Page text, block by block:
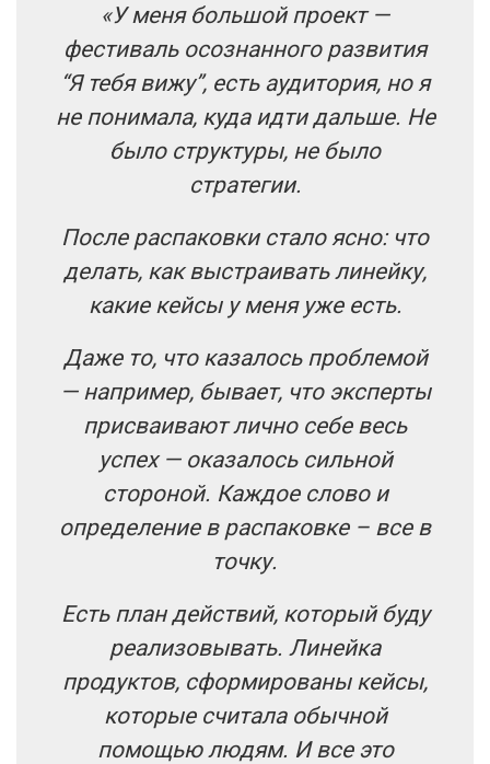
«У меня большой проект —
фестиваль осознанного развития
“Я тебя вижу”, есть аудитория, но я
не понимала, куда идти дальше. Не
было структуры, не было
стратегии.
После распаковки стало ясно: что
делать, как выстраивать линейку,
какие кейсы у меня уже есть.
Даже то, что казалось проблемой
— например, бывает, что эксперты
присваивают лично себе весь
успех — оказалось сильной
стороной. Каждое слово и
определение в распаковке – все в
точку.
Есть план действий, который буду
реализовывать. Линейка
продуктов, сформированы кейсы,
которые считала обычной
помощью людям. И все это